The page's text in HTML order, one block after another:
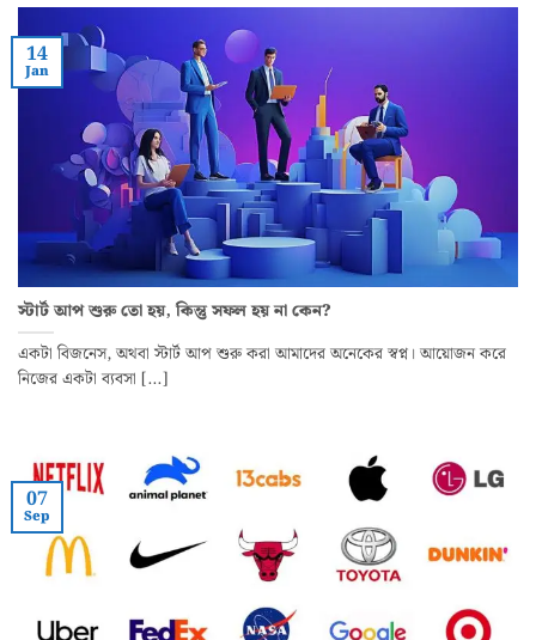
স্টার্ট আপ শুরু তো হয়, কিন্তু সফল হয় না কেন?
একটা বিজনেস, অথবা স্টার্ট আপ শুরু করা আমাদের অনেকের স্বপ্ন। আয়োজন করে
নিজের একটা ব্যবসা [...]
14
Jan
07
Sep